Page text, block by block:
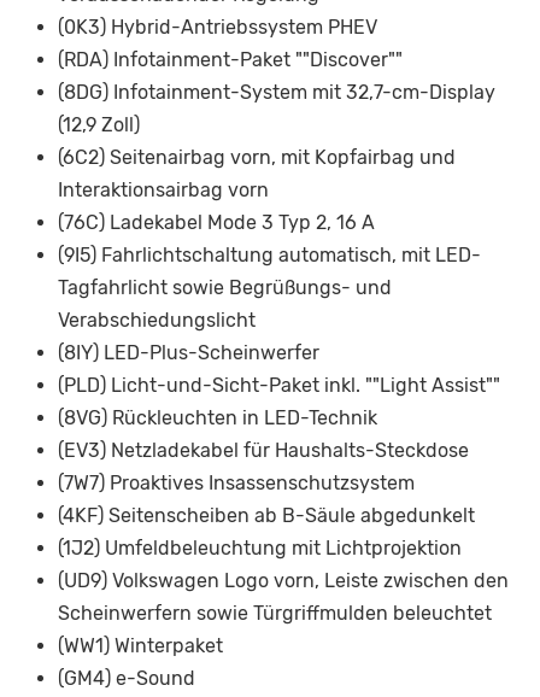
(0K3) Hybrid-Antriebssystem PHEV
(RDA) Infotainment-Paket ""Discover""
(8DG) Infotainment-System mit 32,7-cm-Display
(12,9 Zoll)
(6C2) Seitenairbag vorn, mit Kopfairbag und
Interaktionsairbag vorn
(76C) Ladekabel Mode 3 Typ 2, 16 A
(9I5) Fahrlichtschaltung automatisch, mit LED-
Tagfahrlicht sowie Begrüßungs- und
Verabschiedungslicht
(8IY) LED-Plus-Scheinwerfer
(PLD) Licht-und-Sicht-Paket inkl. ""Light Assist""
(8VG) Rückleuchten in LED-Technik
(EV3) Netzladekabel für Haushalts-Steckdose
(7W7) Proaktives Insassenschutzsystem
(4KF) Seitenscheiben ab B-Säule abgedunkelt
(1J2) Umfeldbeleuchtung mit Lichtprojektion
(UD9) Volkswagen Logo vorn, Leiste zwischen den
Scheinwerfern sowie Türgriffmulden beleuchtet
(WW1) Winterpaket
(GM4) e-Sound